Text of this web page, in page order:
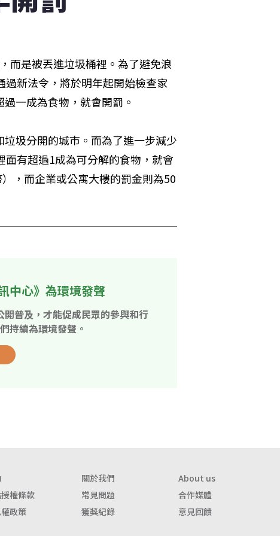
而是被丟進垃圾桶裡。為了避免浪
新法令，將於明年起開始檢查家
一成為食物，就會開罰。
圾分開的城市。而為了進一步減少
有超過1成為可分解的食物，就會
，而企業或公寓大樓的罰金則為50
中心》為環境發聲
開普及，才能促成民眾的參與和行
持續為環境發聲。
關於我們
About us
權條款 常見問題
合作媒體
政策 獲獎紀錄 意見回饋